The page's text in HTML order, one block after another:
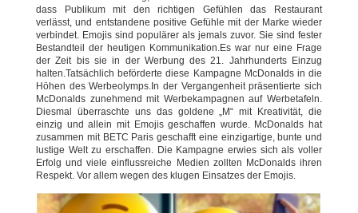
dass Publikum mit den richtigen Gefühlen das Restaurant
verlässt, und entstandene positive Gefühle mit der Marke wieder
verbindet. Emojis sind populärer als jemals zuvor. Sie sind fester
Bestandteil der heutigen Kommunikation.Es war nur eine Frage
der Zeit bis sie in der Werbung des 21. Jahrhunderts Einzug
halten.Tatsächlich beförderte diese Kampagne McDonalds in die
Höhen des Werbeolymps.In der Vergangenheit präsentierte sich
McDonalds zunehmend mit Werbekampagnen auf Werbetafeln.
Diesmal überraschte uns das goldene „M“ mit Kreativität, die
einzig und allein mit Emojis geschaffen wurde. McDonalds hat
zusammen mit BETC Paris geschafft eine einzigartige, bunte und
lustige Welt zu erschaffen. Die Kampagne erwies sich als voller
Erfolg und viele einflussreiche Medien zollten McDonalds ihren
Respekt. Vor allem wegen des klugen Einsatzes der Emojis.